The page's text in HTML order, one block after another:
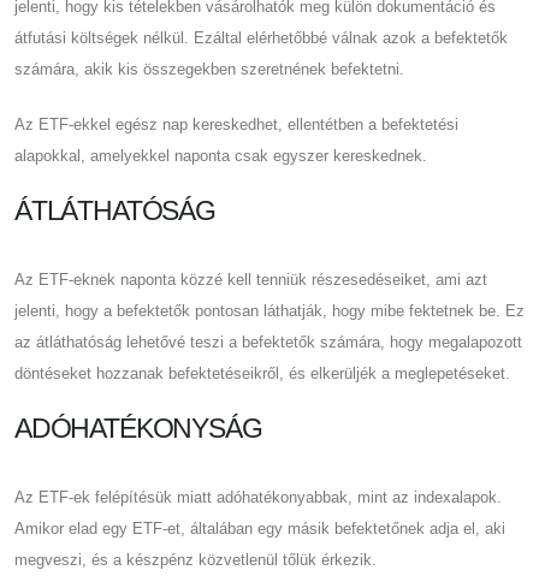
jelenti, hogy kis tételekben vásárolhatók meg külön dokumentáció és
átfutási költségek nélkül. Ezáltal elérhetőbbé válnak azok a befektetők
számára, akik kis összegekben szeretnének befektetni.
Az ETF-ekkel egész nap kereskedhet, ellentétben a befektetési
alapokkal, amelyekkel naponta csak egyszer kereskednek.
ÁTLÁTHATÓSÁG
Az ETF-eknek naponta közzé kell tenniük részesedéseiket, ami azt
jelenti, hogy a befektetők pontosan láthatják, hogy mibe fektetnek be. Ez
az átláthatóság lehetővé teszi a befektetők számára, hogy megalapozott
döntéseket hozzanak befektetéseikről, és elkerüljék a meglepetéseket.
ADÓHATÉKONYSÁG
Az ETF-ek felépítésük miatt adóhatékonyabbak, mint az indexalapok.
Amikor elad egy ETF-et, általában egy másik befektetőnek adja el, aki
megveszi, és a készpénz közvetlenül tőlük érkezik.